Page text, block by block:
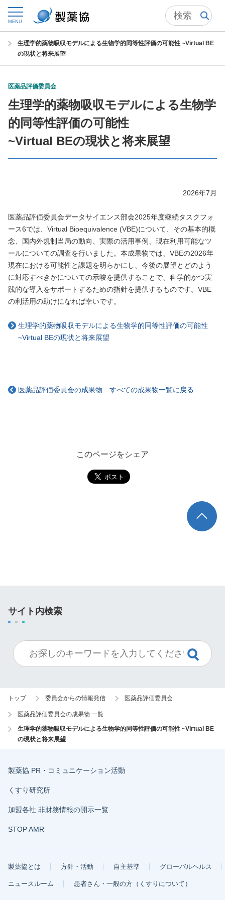
MENU
トップ 委員会からの情報発信 医薬品評価委員会
生理学的薬物吸収モデルによる生物学的同等性評価の可能性 ~Virtual BE
の現状と将来展望
医薬品評価委員会
生理学的薬物吸収モデルによる生物学
的同等性評価の可能性
~Virtual BEの現状と将来展望
2026年7月
医薬品評価委員会データサイエンス部会2025年度継続タスクフォ
ース6では、Virtual Bioequivalence (VBE)について、その基本的概
念、国内外規制当局の動向、実際の活用事例、現在利用可能なツ
ールについての調査を行いました。本成果物では、VBEの2026年
現在における可能性と課題を明らかにし、今後の展望とどのよう
に対応すべきかについての示唆を提供することで、科学的かつ実
践的な導入をサポートするための指針を提供するものです。VBE
の利活用の助けになれば幸いです。
生理学的薬物吸収モデルによる生物学的同等性評価の可能性
~Virtual BEの現状と将来展望
医薬品評価委員会の成果物 すべての成果物一覧に戻る
このページをシェア
TOP
サイト内検索
トップ 委員会からの情報発信 医薬品評価委員会
医薬品評価委員会の成果物 一覧
生理学的薬物吸収モデルによる生物学的同等性評価の可能性 ~Virtual BE
の現状と将来展望
製薬協 PR・コミュニケーション活動
くすり研究所
加盟各社 非財務情報の開示一覧
STOP AMR
製薬協とは 方針・活動 自主基準 グローバルヘルス
ニュースルーム 患者さん・一般の方（くすりについて）